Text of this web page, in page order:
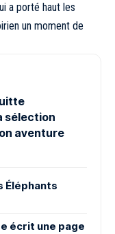
a porté haut les
un moment de
sélection
aventure
Éléphants
écrit une page